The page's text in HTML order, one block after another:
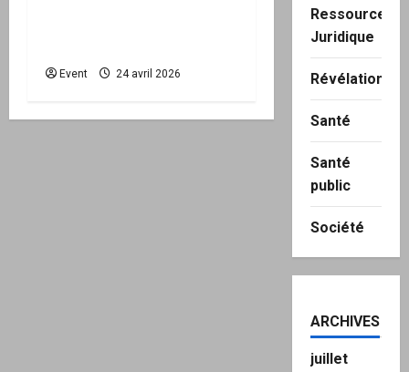
Event 24 avril 2026
Ressource
Juridique
Révélation
Santé
Santé
public
Société
ARCHIVES
juillet